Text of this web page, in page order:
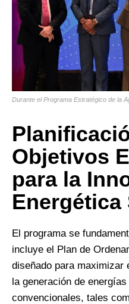
Durante el Programa Estratégico de la
Objetivos
para la
El programa se
incluye el Plan de
diseñado para maximizar
la generación de
convencionales, tales